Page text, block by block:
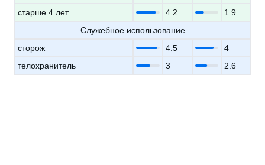
старше 4 лет
4.2
1.9
Служебное использование
сторож
4.5
4
телохранитель
3 2.6